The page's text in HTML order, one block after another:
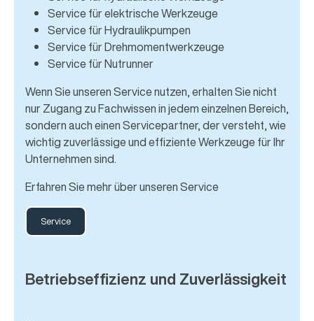
Service für elektrische Werkzeuge
Service für Hydraulikpumpen
Service für Drehmomentwerkzeuge
Service für Nutrunner
Wenn Sie unseren Service nutzen, erhalten Sie nicht
nur Zugang zu Fachwissen in jedem einzelnen Bereich,
sondern auch einen Servicepartner, der versteht, wie
wichtig zuverlässige und effiziente Werkzeuge für Ihr
Unternehmen sind.
Erfahren Sie mehr über unseren Service
Service
Betriebseffizienz und Zuverlässigkeit